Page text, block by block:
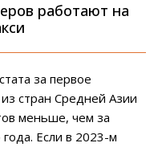
работают на
за первое
стран Средней Азии
меньше, чем за
Если в 2023-м